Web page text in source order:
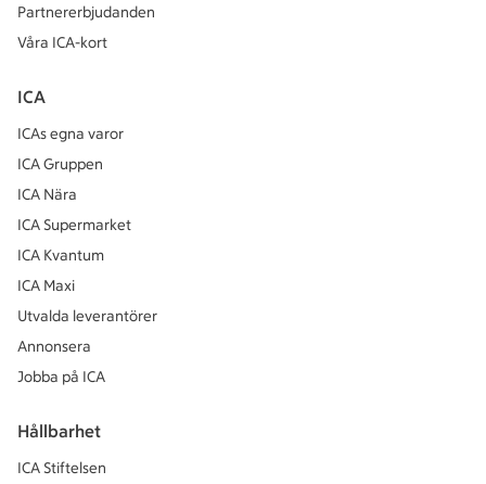
Partnererbjudanden
Våra ICA-kort
ICA
ICAs egna varor
ICA Gruppen
ICA Nära
ICA Supermarket
ICA Kvantum
ICA Maxi
Utvalda leverantörer
Annonsera
Jobba på ICA
Hållbarhet
ICA Stiftelsen